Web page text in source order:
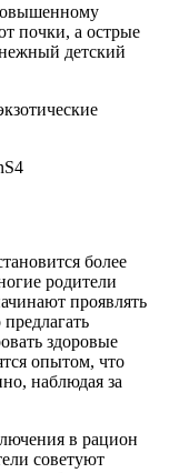
почки, а острые
детский
более
родители
проявлять
здоровые
опытом, что
наблюдая за
в рацион
советуют